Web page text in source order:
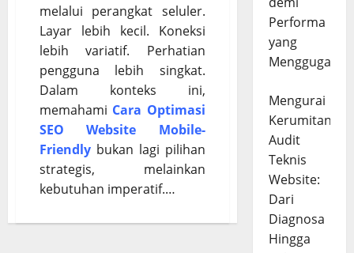
melalui perangkat seluler.
Layar lebih kecil. Koneksi
lebih variatif. Perhatian
pengguna lebih singkat.
Dalam konteks ini,
memahami Cara Optimasi
SEO Website Mobile-
Friendly bukan lagi pilihan
strategis, melainkan
kebutuhan imperatif.…
Performa
yang
Menggugah
Mengurai
Kerumitan
Audit
Teknis
Website:
Dari
Diagnosa
Hingga